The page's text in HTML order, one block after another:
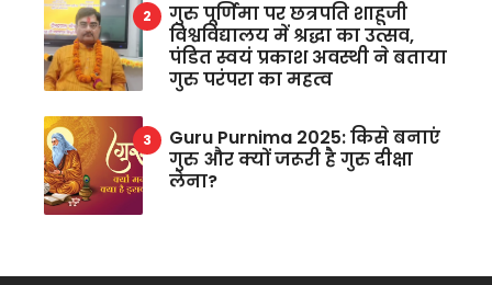
गुरु पूर्णिमा पर छत्रपति शाहूजी
विश्वविद्यालय में श्रद्धा का उत्सव,
पंडित स्वयं प्रकाश अवस्थी ने बताया
गुरु परंपरा का महत्व
Guru Purnima 2025: किसे बनाएं
गुरु और क्यों जरूरी है गुरु दीक्षा
लेना?